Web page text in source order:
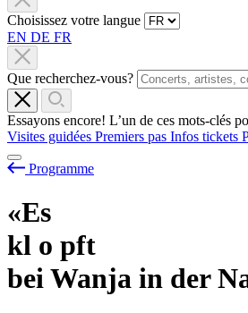
Choisissez votre langue
EN DE FR
Que recherchez-vous?
Essayons encore! L’un de ces mots-clés
Visites guidées Premiers pas Infos tickets
Programme
«Es
kl o pft
bei Wanja in der